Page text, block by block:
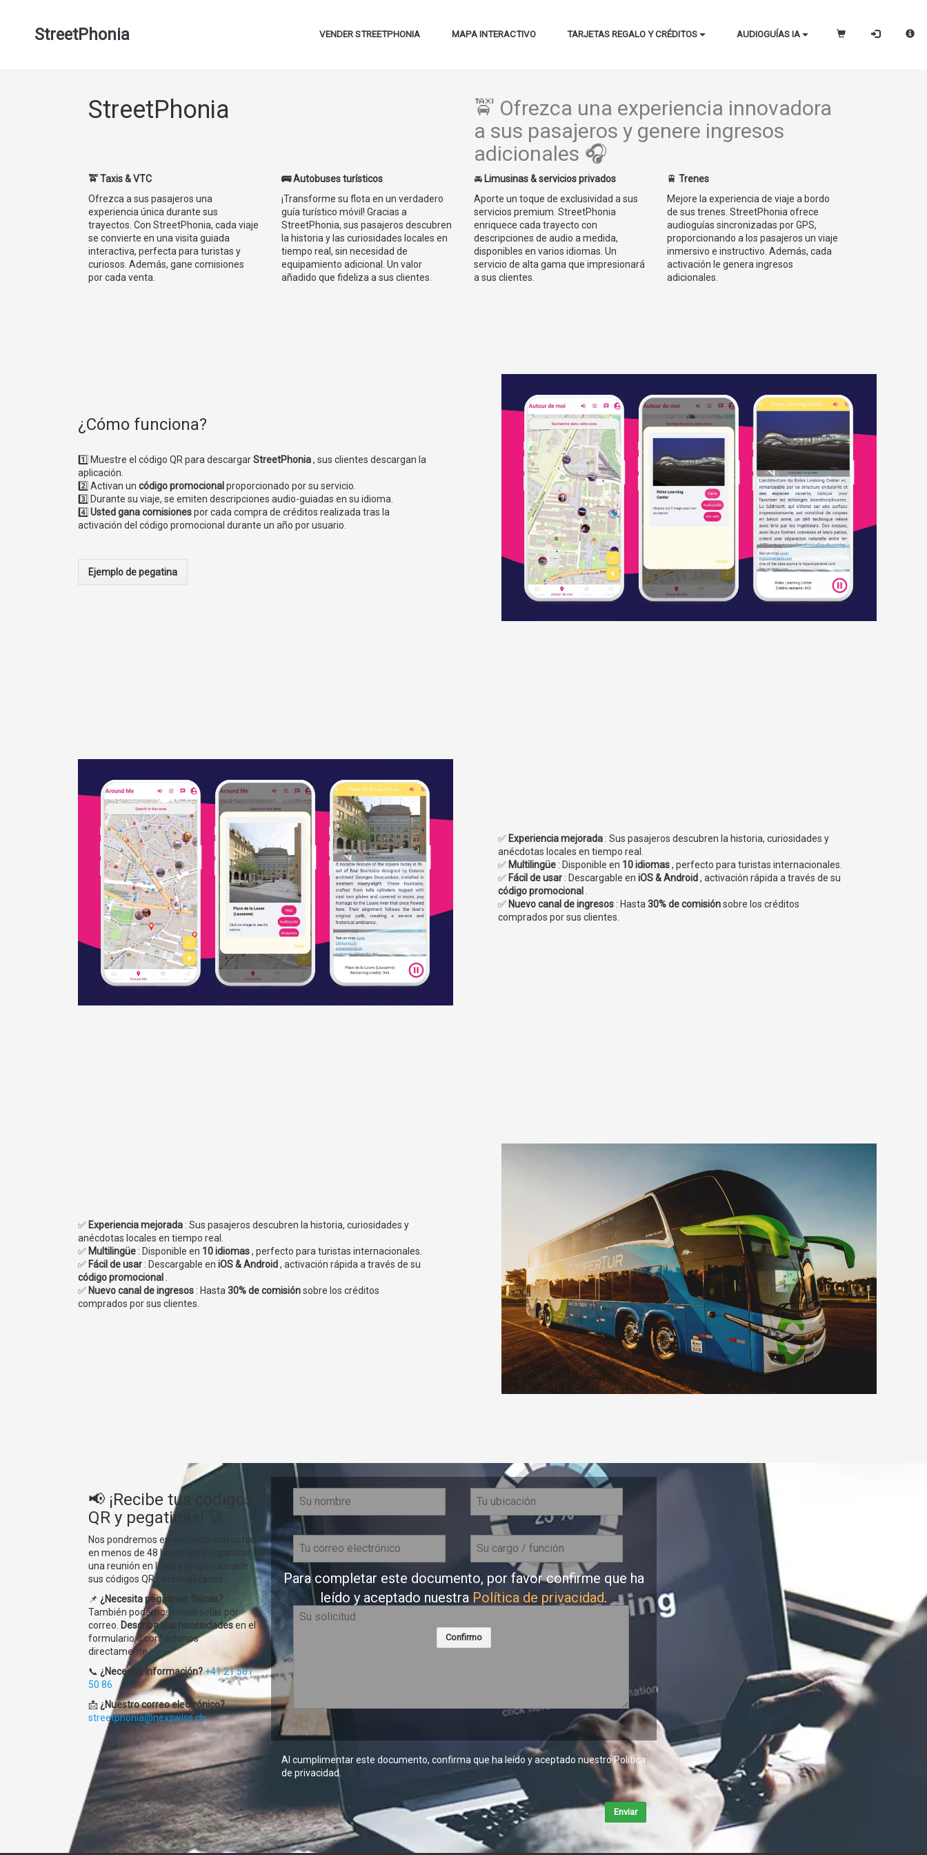
StreetPhonia VENDER STREETPHONIA MAPA INTERACTIVO TARJETAS REGALO Y CRÉDITOS AUDIOGUÍAS IA
StreetPhonia
🚖 Ofrezca una experiencia innovadora
a sus pasajeros y genere ingresos
adicionales 🎧
🚖 Taxis & VTC
Ofrezca a sus pasajeros una
experiencia única durante sus
trayectos. Con StreetPhonia, cada viaje
se convierte en una visita guiada
interactiva, perfecta para turistas y
curiosos. Además, gane comisiones
por cada venta.
🚌 Autobuses turísticos
¡Transforme su flota en un verdadero
guía turístico móvil! Gracias a
StreetPhonia, sus pasajeros descubren
la historia y las curiosidades locales en
tiempo real, sin necesidad de
equipamiento adicional. Un valor
añadido que fideliza a sus clientes.
🚘 Limusinas & servicios privados
Aporte un toque de exclusividad a sus
servicios premium. StreetPhonia
enriquece cada trayecto con
descripciones de audio a medida,
disponibles en varios idiomas. Un
servicio de alta gama que impresionará
a sus clientes.
🚆 Trenes
Mejore la experiencia de viaje a bordo
de sus trenes. StreetPhonia ofrece
audioguías sincronizadas por GPS,
proporcionando a los pasajeros un viaje
inmersivo e instructivo. Además, cada
activación le genera ingresos
adicionales.
¿Cómo funciona?
1️⃣ Muestre el código QR para descargarStreetPhonia, sus clientes descargan la
aplicación.
2️⃣ Activan un código promocional proporcionado por su servicio.
3️⃣ Durante su viaje, se emiten descripciones audio-guiadas en su idioma.
4️⃣ Usted gana comisionespor cada compra de créditos realizada tras la
activación del código promocional durante un año por usuario.
Ejemplo de pegatina
✅ Experiencia mejorada : Sus pasajeros descubren la historia, curiosidades y
anécdotas locales en tiempo real.
✅ Multilingüe : Disponible en 10 idiomas, perfecto para turistas internacionales.
✅ Fácil de usar : Descargable en iOS & Android, activación rápida a través de su
código promocional .
✅ Nuevo canal de ingresos : Hasta30% de comisiónsobre los créditos
comprados por sus clientes.
✅ Experiencia mejorada : Sus pasajeros descubren la historia, curiosidades y
anécdotas locales en tiempo real.
✅ Multilingüe : Disponible en 10 idiomas, perfecto para turistas internacionales.
✅ Fácil de usar : Descargable en iOS & Android, activación rápida a través de su
código promocional .
✅ Nuevo canal de ingresos : Hasta30% de comisiónsobre los créditos
comprados por sus clientes.
📢 ¡Recibe tus códigos
QR y pegatinas! 🚀
Nos pondremos en contacto con usted
en menos de 48 horas para organizar
una reunión en línea y proporcionarle
sus códigos QR personalizados.
📌 ¿Necesita pegatinas físicas?
También podemos enviárselas por
correo. Describa sus necesidadesen el
formulario o contáctenos
directamente.
📞 ¿Necesita información?+41 21 561
50 86
📩 ¿Nuestro correo electrónico?
streetphonia@nexswiss.ch
Para completar este documento, por favor confirme que ha
leído y aceptado nuestra Política de privacidad.
Confirmo
Al cumplimentar este documento, confirma que ha leído y aceptado nuestroPolítica
de privacidad.
Enviar